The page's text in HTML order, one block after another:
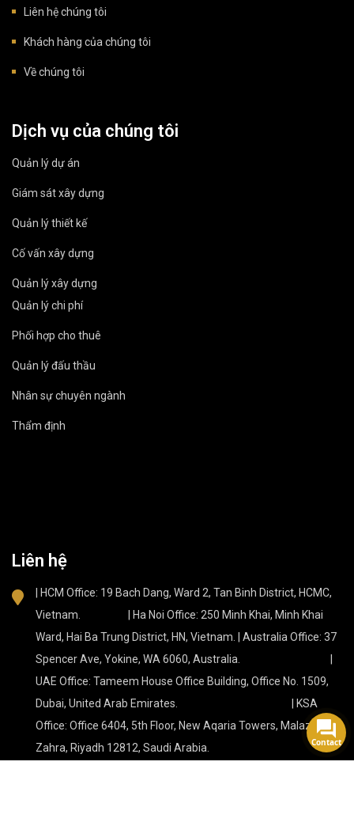
Liên hệ chúng tôi
Khách hàng của chúng tôi
Về chúng tôi
Dịch vụ của chúng tôi
Quản lý dự án
Giám sát xây dựng
Quản lý thiết kế
Cố vấn xây dựng
Quản lý xây dựng
Quản lý chi phí
Phối hợp cho thuê
Quản lý đấu thầu
Nhân sự chuyên ngành
Thẩm định
Liên hệ
| HCM Office: 19 Bach Dang, Ward 2, Tan Binh District, HCMC,
Vietnam. | Ha Noi Office: 250 Minh Khai, Minh Khai
Ward, Hai Ba Trung District, HN, Vietnam. | Australia Office: 37
Spencer Ave, Yokine, WA 6060, Australia. |
UAE Office: Tameem House Office Building, Office No. 1509,
Dubai, United Arab Emirates. | KSA
Office: Office 6404, 5th Floor, New Aqaria Towers, Malaz, Az
Zahra, Riyadh 12812, Saudi Arabia.
Contact